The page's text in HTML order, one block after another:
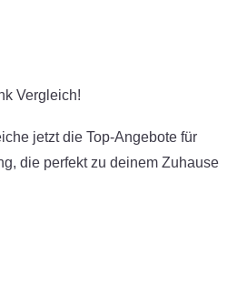
Vergleich!
jetzt die Top-Angebote für
die perfekt zu deinem Zuhause